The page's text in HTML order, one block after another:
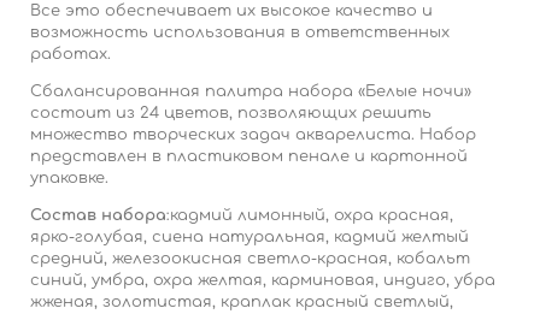
Все это обеспечивает их высокое качество и
возможность использования в ответственных
работах.
Сбалансированная палитра набора «Белые ночи»
состоит из 24 цветов, позволяющих решить
множество творческих задач акварелиста. Набор
представлен в пластиковом пенале и картонной
упаковке.
Состав набора:кадмий лимонный, охра красная,
ярко-голубая, сиена натуральная, кадмий желтый
средний, железоокисная светло-красная, кобальт
синий, умбра, охра желтая, карминовая, индиго, убра
жженая, золотистая, краплак красный светлый,